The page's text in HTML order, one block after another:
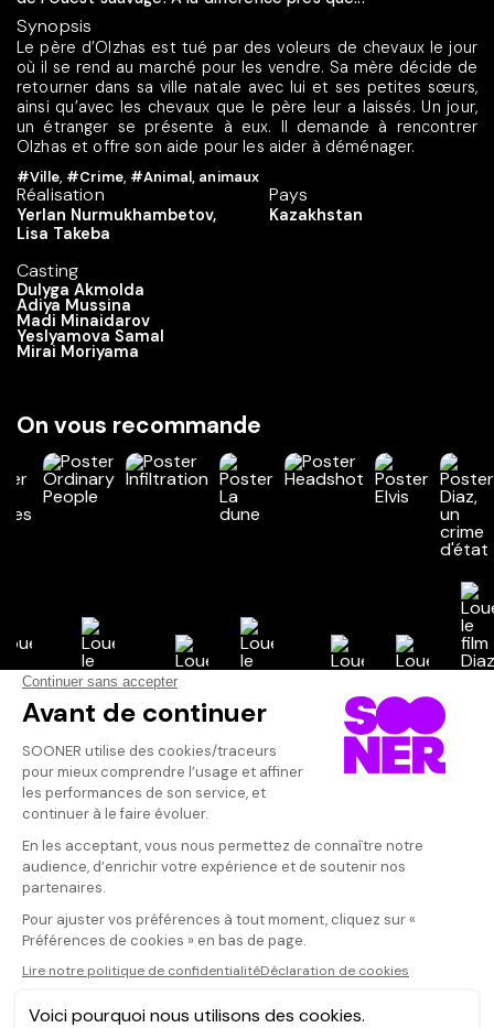
Synopsis
Le père d’Olzhas est tué par des voleurs de chevaux le jour
où il se rend au marché pour les vendre. Sa mère décide de
retourner dans sa ville natale avec lui et ses petites sœurs,
ainsi qu’avec les chevaux que le père leur a laissés. Un jour,
un étranger se présente à eux. Il demande à rencontrer
Olzhas et offre son aide pour les aider à déménager.
#Ville, #Crime, #Animal, animaux
Réalisation
Yerlan Nurmukhambetov,
Lisa Takeba
Casting
Dulyga Akmolda
Adiya Mussina
Madi Minaidarov
Yeslyamova Samal
Mirai Moriyama
Pays
Kazakhstan
On vous recommande
Vos avis
Donnez votre avis
Votre note
Votre commentaire
Il faut vous connecter pour
publier un avis
Un minimum
paysages
tragique vue